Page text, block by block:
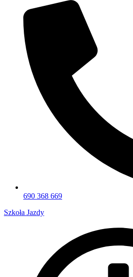
690 368 669
Szkoła Jazdy